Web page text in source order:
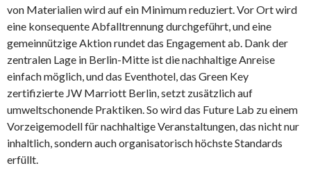
von Materialien wird auf ein Minimum reduziert. Vor Ort wird
eine konsequente Abfalltrennung durchgeführt, und eine
gemeinnützige Aktion rundet das Engagement ab. Dank der
zentralen Lage in Berlin-Mitte ist die nachhaltige Anreise
einfach möglich, und das Eventhotel, das Green Key
zertifizierte JW Marriott Berlin, setzt zusätzlich auf
umweltschonende Praktiken. So wird das Future Lab zu einem
Vorzeigemodell für nachhaltige Veranstaltungen, das nicht nur
inhaltlich, sondern auch organisatorisch höchste Standards
erfüllt.